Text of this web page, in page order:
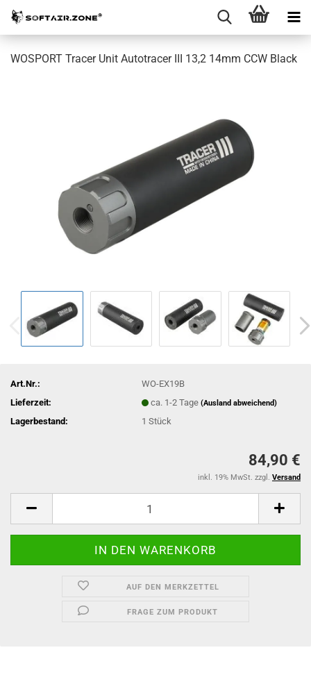
WOSPORT Tracer Unit Autotracer III 13,2 14mm CCW Black
Art.Nr.:
WO-EX19B
Lieferzeit:
ca. 1-2 Tage(Ausland abweichend)
Lagerbestand: 1Stück
84,90 €
inkl. 19% MwSt. zzgl. Versand
AUF DEN MERKZETTEL
FRAGE ZUM PRODUKT